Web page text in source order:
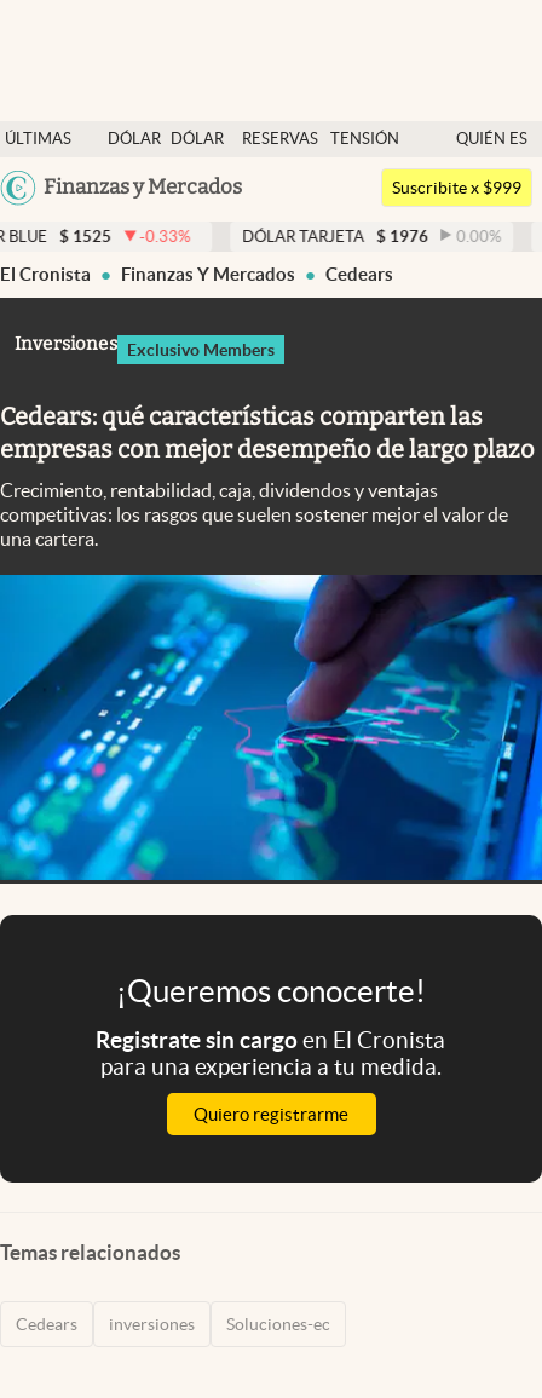
ÚLTIMAS
NOTICIAS
DÓLAR
DÓLAR
RESERVAS
TENSIÓN
GEOPOLÍTICA
QUIÉN ES
QUIÉN
Argentina
Finanzas y Mercados
Dólar
Members
Economía y Política
Finanzas y Mercados
Columnistas
Otras secciones
Apertura
Mundial 2026
Eventos Corporativos
El Cronista Studio
Mediakit
abre en nueva pestaña
Suscribite x $999
-0.33% DÓLAR TARJETA $ 1976 0.00% DÓLAR
El Cronista Finanzas Y Mercados Cedears
Inversiones Exclusivo Members
Cedears: qué características comparten las
empresas con mejor desempeño de largo plazo
Crecimiento, rentabilidad, caja, dividendos y ventajas
competitivas: los rasgos que suelen sostener mejor el valor de
una cartera.
¡Queremos conocerte!
Registrate sin cargoen El Cronista
para una experiencia a tu medida.
Quiero registrarme
Temas relacionados
Cedears inversiones Soluciones-ec